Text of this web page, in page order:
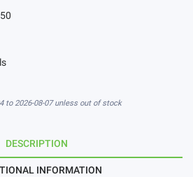
to 2026-08-07 unless out of stock
DESCRIPTION
INFORMATION